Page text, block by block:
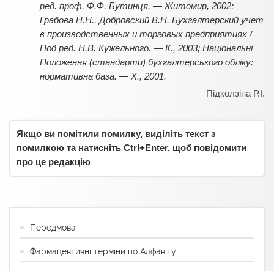
ред. проф. Ф.Ф. Бутинця. — Житомир, 2002;
Грабова Н.Н., Добровский В.Н. Бухгалтерский учет
в производственных и торговых предприятиях /
Под ред. Н.В. Кужельного. — К., 2003; Національні
Положення (стандарти) бухгалтерського обліку:
нормативна база. — Х., 2001.
Підколзіна Р.І.
Якщо ви помітили помилку, виділіть текст з
помилкою та натисніть Ctrl+Enter, щоб повідомити
про це редакцію
Передмова
Фармацевтичні терміни по Алфавіту